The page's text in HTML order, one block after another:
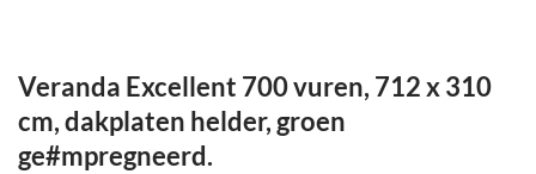
Veranda Excellent 700 vuren, 712 x 310
cm, dakplaten helder, groen
ge#mpregneerd.